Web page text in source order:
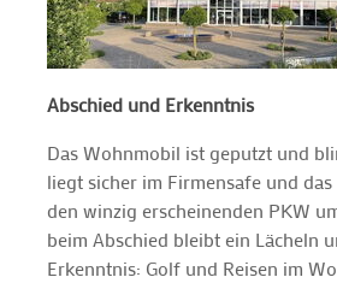
Abschied und Erkenntnis
Das Wohnmobil ist geputzt und
liegt sicher im Firmensafe und
den winzig erscheinenden PKW
beim Abschied bleibt ein Lächeln
Erkenntnis: Golf und Reisen im